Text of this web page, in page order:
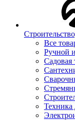
Все
Ручной
Садовая
Техника